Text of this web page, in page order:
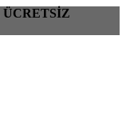
ÜCRETSİZ